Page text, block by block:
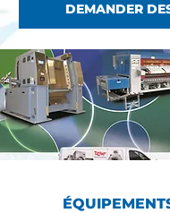
DEMANDER